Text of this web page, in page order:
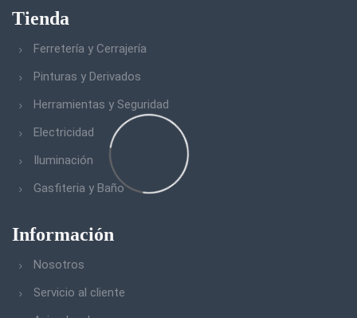
Tienda
Ferretería y Cerrajería
Pinturas y Derivados
Herramientas y Seguridad
Electricidad
Iluminación
Gasfiteria y Baño
Información
Nosotros
Servicio al cliente